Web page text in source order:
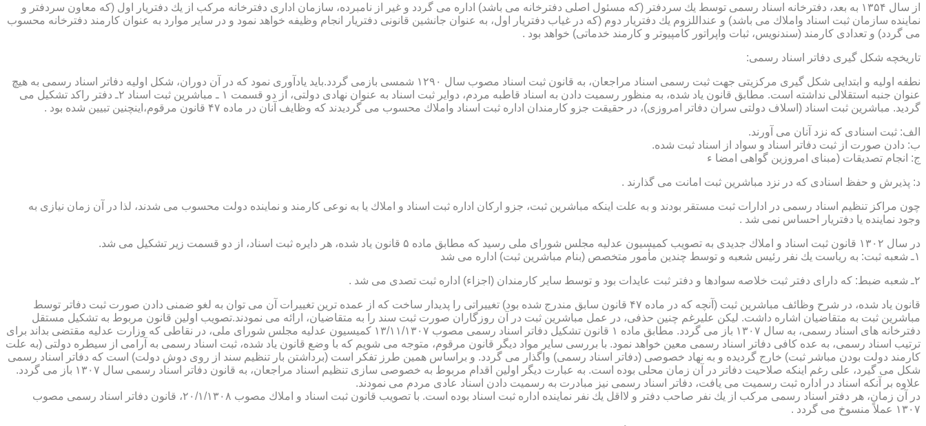
از سال ۱۳۵۴ به بعد، دفترخانه اسناد رسمی توسط یك سردفتر (كه مسئول اصلی دفترخانه می باشد) اداره می گردد و غیر از نامبرده، سازمان اداری دفترخانه مركب از یك دفتریار اول (كه معاون سردفتر و
نماینده سازمان ثبت اسناد واملاك می باشد) و عنداللزوم یك دفتریار دوم (كه در غیاب دفتریار اول، به عنوان جانشین قانونی دفتریار انجام وظیفه خواهد نمود و در سایر موارد به عنوان كارمند دفترخانه محسوب
می گردد) و تعدادی كارمند (سندنویس، ثبات واپراتور كامپیوتر و كارمند خدماتی) خواهد بود .
تاریخچه شكل گیری دفاتر اسناد رسمی:
نطفه اولیه و ابتدایی شكل گیری مركزیتی جهت ثبت رسمی اسناد مراجعان، به قانون ثبت اسناد مصوب سال ۱۲۹۰ شمسی بازمی گردد.باید یادآوری نمود كه در آن دوران، شكل اولیه دفاتر اسناد رسمی به هیچ
عنوان جنبه استقلالی نداشته است. مطابق قانون یاد شده، به منظور رسمیت دادن به اسناد قاطبه مردم، دوایر ثبت اسناد به عنوان نهادی دولتی، از دو قسمت ۱ ـ مباشرین ثبت اسناد ۲ـ دفتر راكد تشكیل می
گردید. مباشرین ثبت اسناد (اسلاف دولتی سران دفاتر امروزی)، در حقیقت جزو كارمندان اداره ثبت اسناد واملاك محسوب می گردیدند كه وظایف آنان در ماده ۴۷ قانون مرقوم،اینچنین تبیین شده بود .
الف: ثبت اسنادی كه نزد آنان می آورند.
ب: دادن صورت از ثبت دفاتر اسناد و سواد از اسناد ثبت شده.
ج: انجام تصدیقات (مبنای امروزین گواهی امضا ء
د: پذیرش و حفظ اسنادی كه در نزد مباشرین ثبت امانت می گذارند .
چون مراكز تنظیم اسناد رسمی در ادارات ثبت مستقر بودند و به علت اینكه مباشرین ثبت، جزو اركان اداره ثبت اسناد و املاك یا به نوعی كارمند و نماینده دولت محسوب می شدند، لذا در آن زمان نیازی به
وجود نماینده یا دفتریار احساس نمی شد .
در سال ۱۳۰۲ قانون ثبت اسناد و املاك جدیدی به تصویب كمیسیون عدلیه مجلس شورای ملی رسید كه مطابق ماده ۵ قانون یاد شده، هر دایره ثبت اسناد، از دو قسمت زیر تشكیل می شد.
۱ـ شعبه ثبت: به ریاست یك نفر رئیس شعبه و توسط چندین مأمور متخصص (بنام مباشرین ثبت) اداره می شد
۲ـ شعبه ضبط: كه دارای دفتر ثبت خلاصه سوادها و دفتر ثبت عایدات بود و توسط سایر كارمندان (اجزاء) اداره ثبت تصدی می شد .
قانون یاد شده، در شرح وظائف مباشرین ثبت (آنچه كه در ماده ۴۷ قانون سابق مندرج شده بود) تغییراتی را پدیدار ساخت كه از عمده ترین تغییرات آن می توان به لغو ضمنی دادن صورت ثبت دفاتر توسط
مباشرین ثبت به متقاضیان اشاره داشت. لیكن علیرغم چنین حذفی، در عمل مباشرین ثبت در آن روزگاران صورت ثبت سند را به متقاضیان، ارائه می نمودند.تصویب اولین قانون مربوط به تشكیل مستقل
دفترخانه های اسناد رسمی، به سال ۱۳۰۷ باز می گردد. مطابق ماده ۱ قانون تشكیل دفاتر اسناد رسمی مصوب ۱۳/۱۱/۱۳۰۷ كمیسیون عدلیه مجلس شورای ملی، در نقاطی كه وزارت عدلیه مقتضی بداند برای
ترتیب اسناد رسمی، به عده كافی دفاتر اسناد رسمی معین خواهد نمود. با بررسی سایر مواد دیگر قانون مرقوم، متوجه می شویم كه با وضع قانون یاد شده، ثبت اسناد رسمی به آرامی از سیطره دولتی (به علت
كارمند دولت بودن مباشر ثبت) خارج گردیده و به نهاد خصوصی (دفاتر اسناد رسمی) واگذار می گردد. و براساس همین طرز تفكر است (برداشتن بار تنظیم سند از روی دوش دولت) است كه دفاتر اسناد رسمی
شكل می گیرد، علی رغم اینكه صلاحیت دفاتر در آن زمان محلی بوده است. به عبارت دیگر اولین اقدام مربوط به خصوصی سازی تنظیم اسناد مراجعان، به قانون دفاتر اسناد رسمی سال ۱۳۰۷ باز می گردد.
علاوه بر آنكه اسناد در اداره ثبت رسمیت می یافت، دفاتر اسناد رسمی نیز مبادرت به رسمیت دادن اسناد عادی مردم می نمودند.
در آن زمان، هر دفتر اسناد رسمی مركب از یك نفر صاحب دفتر و لااقل یك نفر نماینده اداره ثبت اسناد بوده است. با تصویب قانون ثبت اسناد و املاك مصوب ۲۰/۱/۱۳۰۸، قانون دفاتر اسناد رسمی مصوب
۱۳۰۷ عملاً منسوخ می گردد .